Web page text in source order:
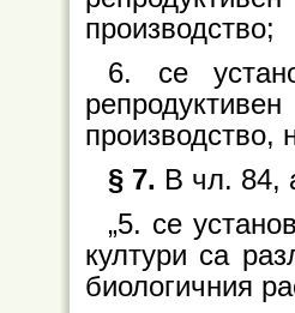
производство;
6. се
производство,
§ 7. В чл. 84,
„5. се
култури са
биологичния